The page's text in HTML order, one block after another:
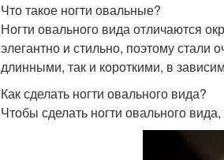
Что такое ногти овальные?
Ногти овального вида отличаются
элегантно и стильно, поэтому стали
длинными, так и короткими, в
Как сделать ногти овального вида?
Чтобы сделать ногти овального